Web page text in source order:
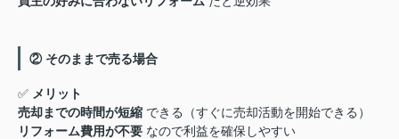
② そのままで売る場合
✅ メリット
売却までの時間が短縮 できる（すぐに売却活動を開始できる）
リフォーム費用が不要 なので利益を確保しやすい